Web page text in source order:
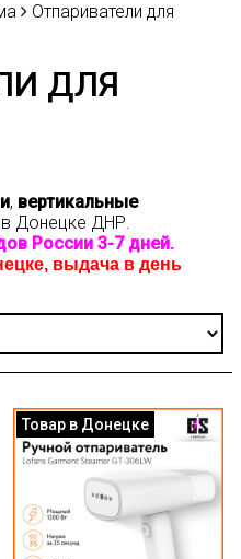
Отпариватели для
ДЛЯ
, вертикальные
в Донецке ДНР.
России 3-7 дней.
выдача в день
Товар в Донецке